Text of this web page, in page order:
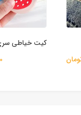
کیت خیاطی